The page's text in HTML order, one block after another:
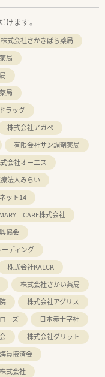
ます。
株式会社さかきばら薬局
局
局
ラッグ
株式会社アガペ
有限会社サン調剤薬局
会社オーエス
法人みらい
ット14
CARE株式会社
協会
ーディング
株式会社KALCK
株式会社さかい薬局
株式会社アグリス
ーズ
日本赤十字社
株式会社グリット
員掖済会
式会社